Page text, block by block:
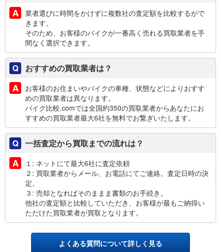
業者選びに時間をかけずに複数社の査定額を比較するがで
きます。
そのため、お客様のバイクが一番高く売れる買取業者を手
間なく選択できます。
おすすめの買取業者は？
お客様のお住まいやバイクの車種、状態などによりおすす
めの買取業者は異なります。
バイク比較.comでは全国約350の買取業者からあなたにお
すすめの買取業者最大6社を無料でお繋ぎいたします。
一括査定から買取までの流れは？
１: ネットにて最大6社に査定依頼
２: 買取業者からメール、お電話にてご連絡。査定日時の決
定。
３: 売却となればそのままま書類のお手続き。
他社の査定額と比較していただき、お客様が最もご納得い
ただけた買取業者が買取となります。
よくある質問について詳しく見る